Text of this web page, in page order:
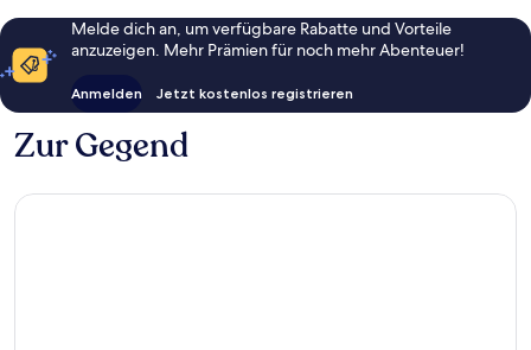
Melde dich an, um verfügbare Rabatte und Vorteile
anzuzeigen. Mehr Prämien für noch mehr Abenteuer!
Anmelden Jetzt kostenlos registrieren
Zur Gegend